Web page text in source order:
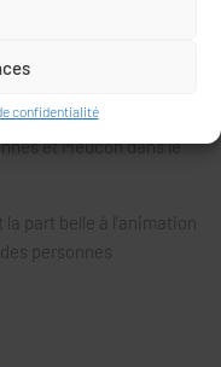
confidentialitéPublic autonome
et Meucon dans le
part belle à l’animation
personnes